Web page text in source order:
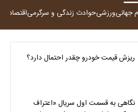
جهانیورزشیحوادث زندگی و سرگرمیاقتصاد
ریزش قیمت خودرو چقدر احتمال دارد؟
نگاهی به قسمت اول سریال «اعتراف